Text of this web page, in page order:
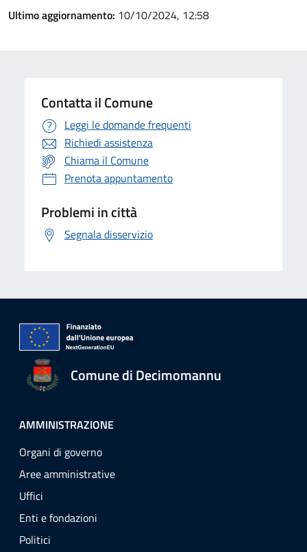
Ultimo aggiornamento: 10/10/2024, 12:58
Contatta il Comune
Leggi le domande frequenti
Richiedi assistenza
Chiama il Comune
Prenota appuntamento
Problemi in città
Segnala disservizio
Comune di Decimomannu
AMMINISTRAZIONE
Organi di governo
Aree amministrative
Uffici
Enti e fondazioni
Politici